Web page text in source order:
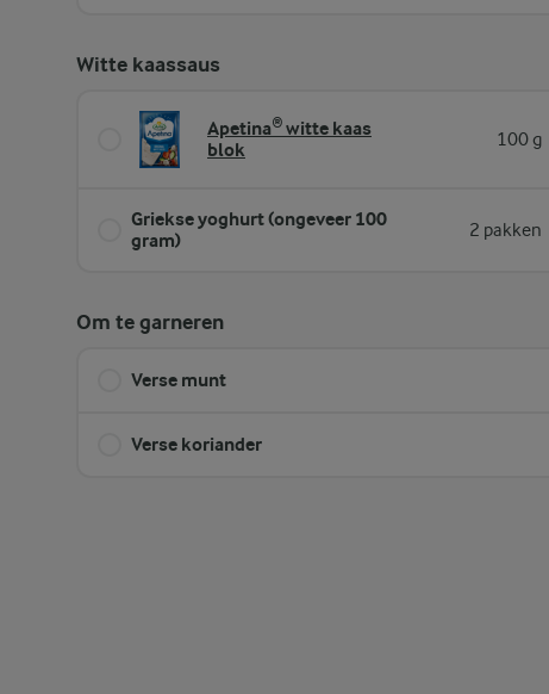
Witte kaassaus
Apetina® witte kaas
blok
100 g
Griekse yoghurt (ongeveer 100
gram)
2 pakken
Om te garneren
Verse munt
Verse koriander